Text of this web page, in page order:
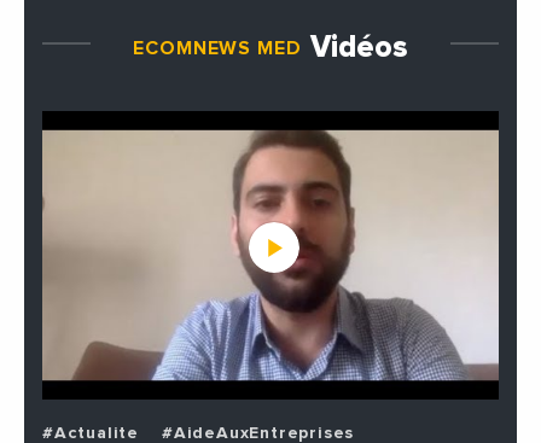
ECOMNEWS MED Vidéos
#Actualite
#AideAuxEntreprises